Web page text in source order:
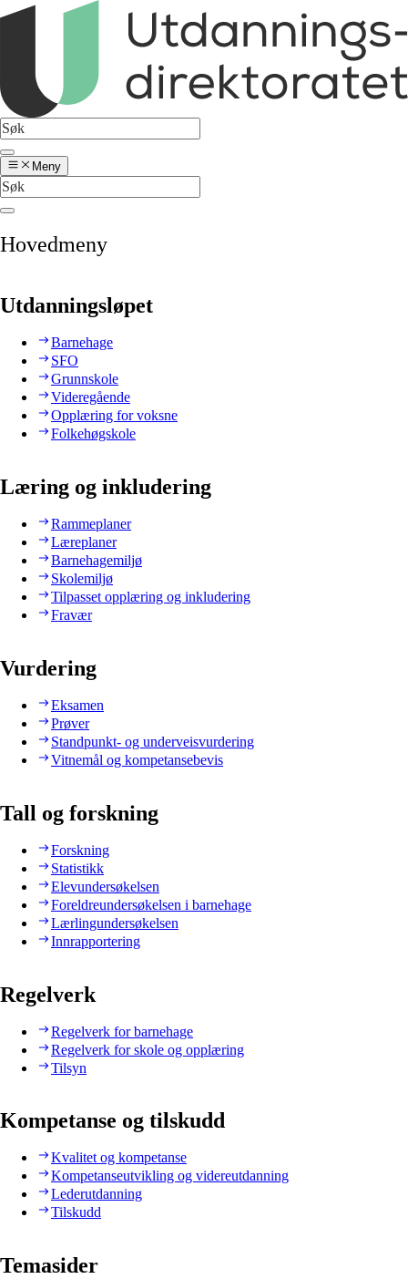
Meny
Hovedmeny
Utdanningsløpet
Barnehage
SFO
Grunnskole
Videregående
Opplæring for voksne
Folkehøgskole
Læring og inkludering
Rammeplaner
Læreplaner
Barnehagemiljø
Skolemiljø
Tilpasset opplæring og inkludering
Fravær
Vurdering
Eksamen
Prøver
Standpunkt- og underveisvurdering
Vitnemål og kompetansebevis
Tall og forskning
Forskning
Statistikk
Elevundersøkelsen
Foreldreundersøkelsen i barnehage
Lærlingundersøkelsen
Innrapportering
Regelverk
Regelverk for barnehage
Regelverk for skole og opplæring
Tilsyn
Kompetanse og tilskudd
Kvalitet og kompetanse
Kompetanseutvikling og videreutdanning
Lederutdanning
Tilskudd
Temasider